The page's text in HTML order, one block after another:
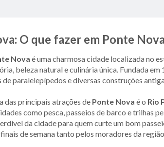
O que fazer em Ponte
Nova é uma charmosa cidade localizada no
beleza natural e culinária única. Fundada
de paralelepípedos e diversas construções
das principais atrações de Ponte Nova é o Rio
como pesca, passeios de barco e trilhas
da cidade para quem curte um bom
de semana tanto pelos moradores da